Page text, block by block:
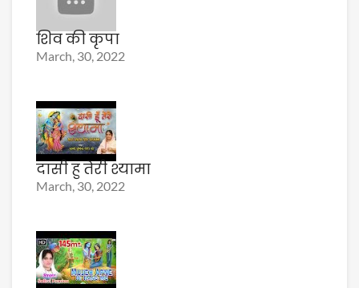
शिव की कृपा
March, 30, 2022
दासी हु तेरी श्यामा
March, 30, 2022